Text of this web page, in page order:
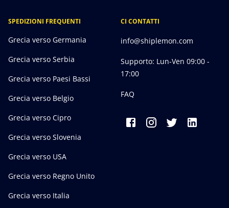
SPEDIZIONI FREQUENTI
Grecia verso Germania
Grecia verso Serbia
Grecia verso Paesi Bassi
Grecia verso Belgio
Grecia verso Cipro
Grecia verso Slovenia
Grecia verso USA
Grecia verso Regno Unito
Grecia verso Italia
CI CONTATTI
info@shiplemon.com
Supporto: Lun-Ven 09:00 -
17:00
FAQ